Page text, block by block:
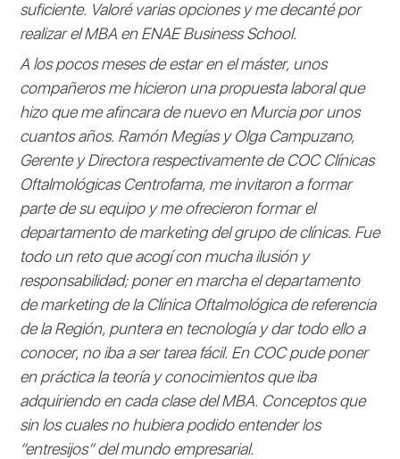
suficiente. Valoré varias opciones y me decanté por
realizar el MBA en ENAE Business School.
A los pocos meses de estar en el máster, unos
compañeros me hicieron una propuesta laboral que
hizo que me afincara de nuevo en Murcia por unos
cuantos años. Ramón Megías y Olga Campuzano,
Gerente y Directora respectivamente de COC Clínicas
Oftalmológicas Centrofama, me invitaron a formar
parte de su equipo y me ofrecieron formar el
departamento de marketing del grupo de clínicas. Fue
todo un reto que acogí con mucha ilusión y
responsabilidad; poner en marcha el departamento
de marketing de la Clínica Oftalmológica de referencia
de la Región, puntera en tecnología y dar todo ello a
conocer, no iba a ser tarea fácil. En COC pude poner
en práctica la teoría y conocimientos que iba
adquiriendo en cada clase del MBA. Conceptos que
sin los cuales no hubiera podido entender los
“entresijos” del mundo empresarial.